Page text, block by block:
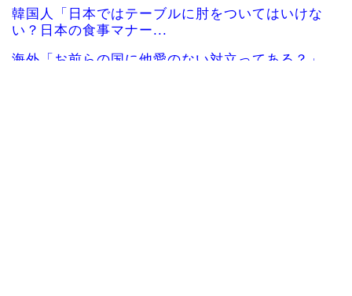
韓国人「日本ではテーブルに肘をついてはいけな
い？日本の食事マナー...
海外「お前らの国に他愛のない対立ってある？」